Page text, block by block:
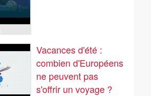
Vacances d'été :
combien d'Européens
ne peuvent pas
s'offrir un voyage ?